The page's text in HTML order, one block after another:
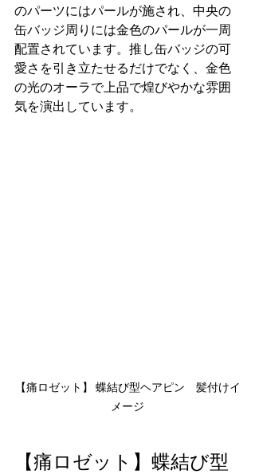
のパーツにはパールが施され、中央の
缶バッジ周りには金色のパールが一周
配置されています。推し缶バッジの可
愛さを引き立たせるだけでなく、金色
の光のオーラで上品で煌びやかな雰囲
気を演出しています。
【痛ロゼット】 蝶結び型ヘアピン　髪付けイ
メージ
【痛ロゼット】蝶結び型